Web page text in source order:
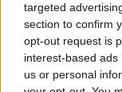
targeted
section to confirm
opt-out request is
interest-based
us or personal
Hyundai Prophecy